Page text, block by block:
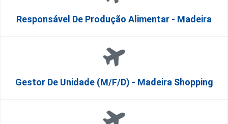
Responsável De Produção Alimentar - Madeira
Gestor De Unidade (m/f/d) - Madeira Shopping